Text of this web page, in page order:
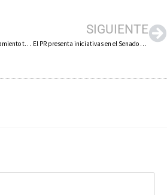
El alcalde señala que el ayuntamiento trabaja para habilitar plazas de aparcamiento en el entorno de la plaza de Vico y Juan Carlos I
SIGUIENTE
El PR presenta iniciativas en el Senado para que las empresas no se tengan que ir de Alfaro por falta de suelo industrial